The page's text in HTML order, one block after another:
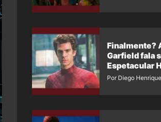
Finalmente?
Garfield fala
Espetacular
Aranha 3
Por Diego Henrique